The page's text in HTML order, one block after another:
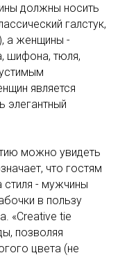
должны носить
галстук,
а женщины -
шифона, тюля,
является
элегантный
можно увидеть
что гостям
стиля - мужчины
в пользу
«Creative tie
позволяя
цвета (не